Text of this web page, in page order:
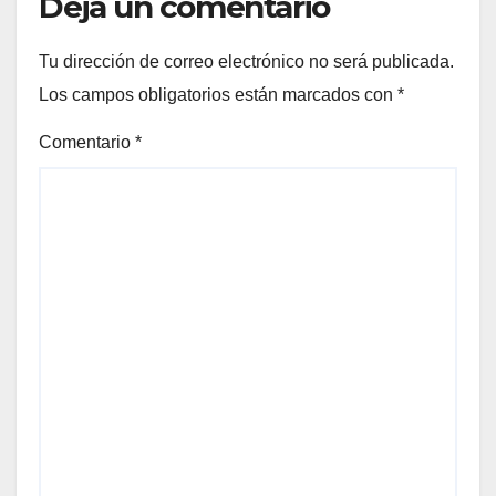
Tu dirección de correo electrónico no será publicada.
Los campos obligatorios están marcados con *
Comentario *